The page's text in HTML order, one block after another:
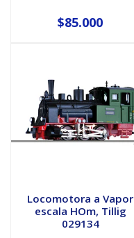
$85.000
Locomotora a Vapor
escala HOm, Tillig
029134